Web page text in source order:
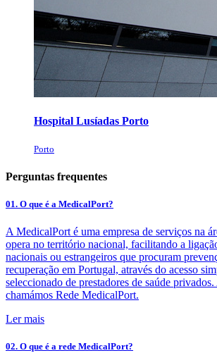
Hospital Lusíadas Porto
Porto
Perguntas frequentes
01. O que é a MedicalPort?
A MedicalPort é uma empresa de serviços na
opera no território nacional, facilitando a
nacionais ou estrangeiros que procuram
recuperação em Portugal, através do acesso
seleccionado de prestadores de saúde
chamámos Rede MedicalPort.
Ler mais
02. O que é a rede MedicalPort?